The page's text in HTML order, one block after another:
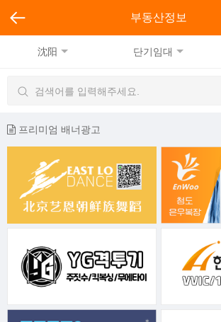
부동산정보
沈阳 단기임대
프리미엄 배너광고